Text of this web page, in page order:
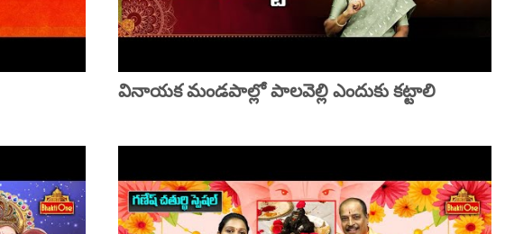
వినాయక మండపాల్లో పాలవెల్లి ఎందుకు కట్టాలి